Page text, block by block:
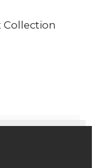
Collection